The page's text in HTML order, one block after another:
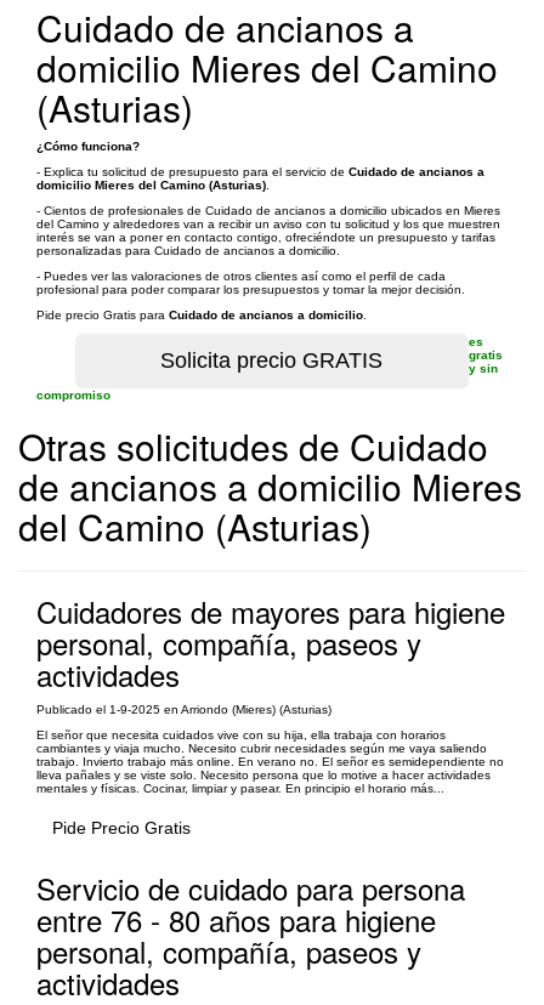
Cuidado de ancianos a
domicilio Mieres del Camino
(Asturias)
¿Cómo funciona?
- Explica tu solicitud de presupuesto para el servicio de Cuidado de ancianos a
domicilio Mieres del Camino (Asturias)
- Cientos de profesionales de Cuidado de ancianos a domicilio ubicados en Mieres
del Camino y alrededores van a recibir un aviso con tu solicitud y los que muestren
interés se van a poner en contacto contigo, ofreciéndote un presupuesto y tarifas
personalizadas para Cuidado de ancianos a domicilio.
- Puedes ver las valoraciones de otros clientes así como el perfil de cada
profesional para poder comparar los presupuestos y tomar la mejor decisión.
Pide precio Gratis para Cuidado de ancianos a domicilio
es
gratis
y sin
compromiso
Otras solicitudes de Cuidado
de ancianos a domicilio Mieres
del Camino (Asturias)
Cuidadores de mayores para higiene
personal, compañía, paseos y
actividades
Publicado el 1-9-2025 en Arriondo (Mieres) (Asturias)
El señor que necesita cuidados vive con su hija, ella trabaja con horarios
cambiantes y viaja mucho. Necesito cubrir necesidades según me vaya saliendo
trabajo. Invierto trabajo más online. En verano no. El señor es semidependiente no
lleva pañales y se viste solo. Necesito persona que lo motive a hacer actividades
mentales y físicas. Cocinar, limpiar y pasear. En principio el horario más...
Pide Precio Gratis
Servicio de cuidado para persona
entre 76 - 80 años para higiene
personal, compañía, paseos y
actividades